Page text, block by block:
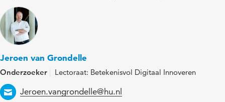
Jeroen van Grondelle
Onderzoeker Lectoraat: Betekenisvol Digitaal Innoveren
Email
Jeroen.vangrondelle@hu.nl